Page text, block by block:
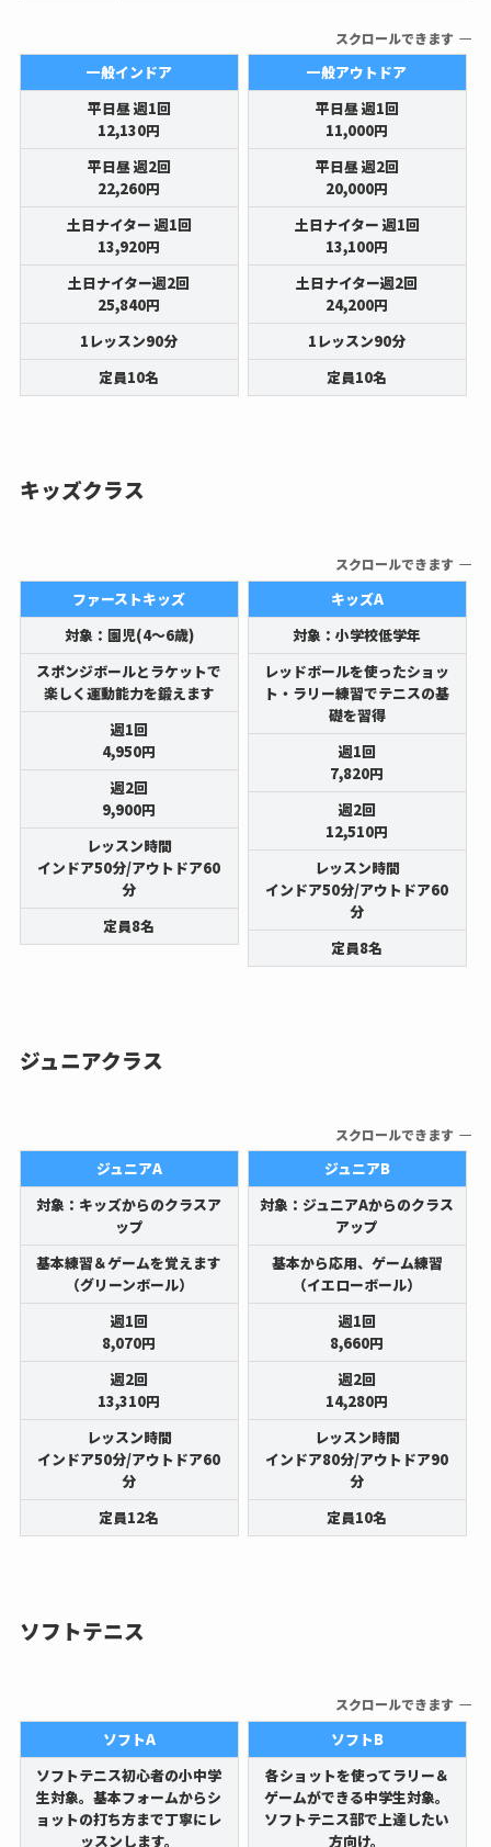
スクロールできます
一般インドア
平日昼 週1回
12,130円
平日昼 週2回
22,260円
土日ナイター 週1回
13,920円
土日ナイター週2回
25,840円
1レッスン90分
定員10名
一般アウトドア
平日昼 週1回
11,000円
平日昼 週2回
20,000円
土日ナイター 週1回
13,100円
土日ナイター週2回
24,200円
1レッスン90分
定員10名
キッズクラス
スクロールできます
ファーストキッズ
対象：園児(4～6歳)
スポンジボールとラケットで
楽しく運動能力を鍛えます
週1回
4,950円
週2回
9,900円
レッスン時間
インドア50分/アウトドア60
分
定員8名
キッズA
対象：小学校低学年
レッドボールを使ったショッ
ト・ラリー練習でテニスの基
礎を習得
週1回
7,820円
週2回
12,510円
レッスン時間
インドア50分/アウトドア60
分
定員8名
ジュニアクラス
スクロールできます
ジュニアA
対象：キッズからのクラスア
ップ
基本練習＆ゲームを覚えます
（グリーンボール）
週1回
8,070円
週2回
13,310円
レッスン時間
インドア50分/アウトドア60
分
定員12名
ジュニアB
対象：ジュニアAからのクラス
アップ
基本から応用、ゲーム練習
（イエローボール）
週1回
8,660円
週2回
14,280円
レッスン時間
インドア80分/アウトドア90
分
定員10名
ソフトテニス
スクロールできます
ソフトA
ソフトテニス初心者の小中学
生対象。基本フォームからシ
ョットの打ち方まで丁寧にレ
ッスンします。
ソフトB
各ショットを使ってラリー＆
ゲームができる中学生対象。
ソフトテニス部で上達したい
方向け。